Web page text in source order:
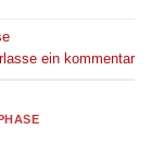
ein kommentar